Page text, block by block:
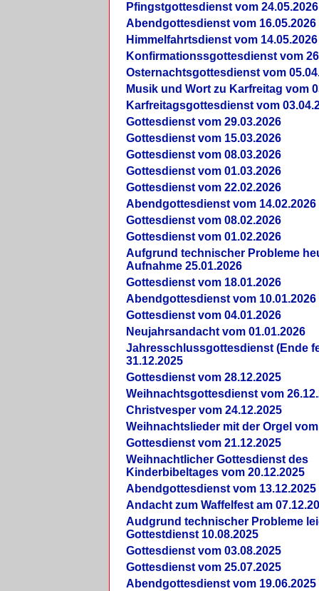
Pfingstgottesdienst vom 24.05.2026
Abendgottesdienst vom 16.05.2026
Himmelfahrtsdienst vom 14.05.2026
Konfirmationssgottesdienst vom
Osternachtsgottesdienst vom
Musik und Wort zu Karfreitag vom
Karfreitagsgottesdienst vom
Gottesdienst vom 29.03.2026
Gottesdienst vom 15.03.2026
Gottesdienst vom 08.03.2026
Gottesdienst vom 01.03.2026
Gottesdienst vom 22.02.2026
Abendgottesdienst vom 14.02.2026
Gottesdienst vom 08.02.2026
Gottesdienst vom 01.02.2026
Aufgrund technischer Probleme
Aufnahme 25.01.2026
Gottesdienst vom 18.01.2026
Abendgottesdienst vom 10.01.2026
Gottesdienst vom 04.01.2026
Neujahrsandacht vom 01.01.2026
Jahresschlussgottesdienst (Ende
31.12.2025
Gottesdienst vom 28.12.2025
Weihnachtsgottesdienst vom
Christvesper vom 24.12.2025
Weihnachtslieder mit der Orgel vom
Gottesdienst vom 21.12.2025
Weihnachtlicher Gottesdienst des
Kinderbibeltages vom 20.12.2025
Abendgottesdienst vom 13.12.2025
Andacht zum Waffelfest am
Audgrund technischer Probleme
Gottestdienst 10.08.2025
Gottesdienst vom 03.08.2025
Gottesdienst vom 25.07.2025
Abendgottesdienst vom 19.06.2025